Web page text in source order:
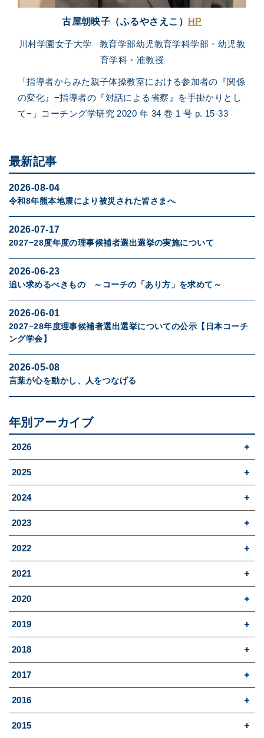
古屋朝映子（ふるやさえこ） HP
川村学園女子大学 教育学部幼児教育学科学部・幼児教
育学科・准教授
「指導者からみた親子体操教室における参加者の『関係
の変化』 −指導者の『対話による省察』を手掛かりとし
て− 」 コーチング学研究 2020 年 34 巻 1 号 p. 15-33
最新記事
2026-08-04
令和8年熊本地震により被災された皆さまへ
2026-07-17
2027−28度年度の理事候補者選出選挙の実施について
2026-06-23
追い求めるべきもの ～コーチの「あり方」を求めて～
2026-06-01
2027−28年度理事候補者選出選挙についての公示【日本コーチ
ング学会】
2026-05-08
言葉が心を動かし、人をつなげる
年別アーカイブ
2026
2025
2024
2023
2022
2021
2020
2019
2018
2017
2016
2015